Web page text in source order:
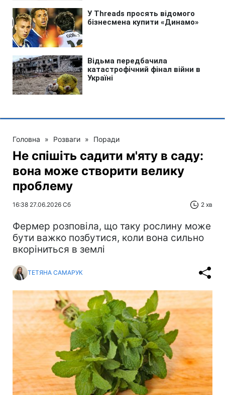
Головна » Розваги » Поради
Не спішіть садити м'яту в саду:
вона може створити велику
проблему
16:38 27.06.2026 Сб 2 хв
Фермер розповіла, що таку рослину може
бути важко позбутися, коли вона сильно
вкоріниться в землі
ТЕТЯНА САМАРУК